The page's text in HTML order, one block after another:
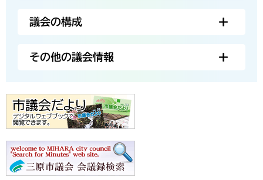
議会の構成
その他の議会情報